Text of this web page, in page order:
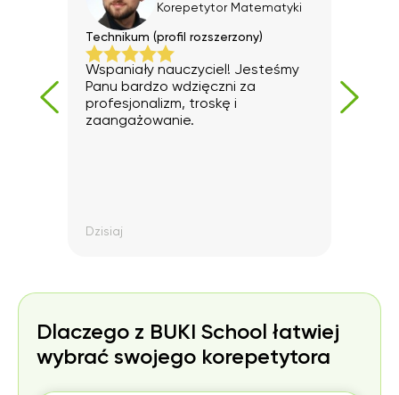
Korepetytor Matematyki
Technikum (profil rozszerzony)
Wspaniały nauczyciel! Jesteśmy
Panu bardzo wdzięczni za
profesjonalizm, troskę i
zaangażowanie.
Dzisiaj
Dlaczego z BUKI School łatwiej
wybrać swojego korepetytora